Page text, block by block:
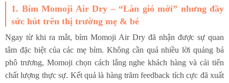
1. Bỉm Momoji Air Dry – “Làn gió mới” nhưng đầy
sức hút trên thị trường mẹ & bé
Ngay từ khi ra mắt, bỉm Momoji Air Dry đã nhận được sự quan
tâm đặc biệt của các mẹ bỉm. Không cần quá nhiều lời quảng bá
phô trương, Momoji chọn cách lắng nghe khách hàng và cải tiến
chất lượng thực sự. Kết quả là hàng trăm feedback tích cực đã xuất